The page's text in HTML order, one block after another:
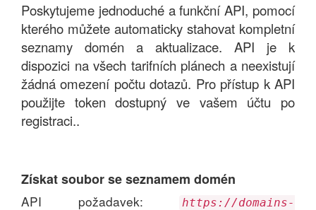
Poskytujeme jednoduché a funkční API, pomocí
kterého můžete automaticky stahovat kompletní
seznamy domén a aktualizace. API je k
dispozici na všech tarifních plánech a neexistují
žádná omezení počtu dotazů. Pro přístup k API
použijte token dostupný ve vašem účtu po
registraci..
Získat soubor se seznamem domén
API požadavek:
https://domains-